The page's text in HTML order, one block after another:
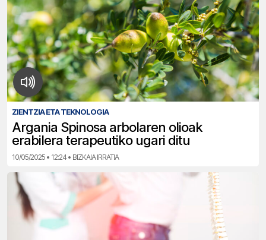
ZIENTZIA ETA TEKNOLOGIA
Argania Spinosa arbolaren olioak
erabilera terapeutiko ugari ditu
10/05/2025 • 12:24 • BIZKAIA IRRATIA